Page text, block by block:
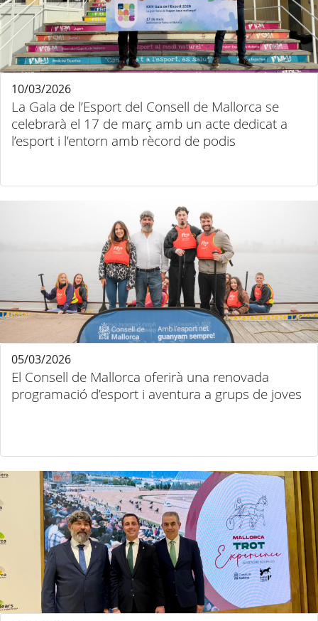
La Gala de l’Esport del Consell de Mallorca se
celebrarà el 17 de març amb un acte dedicat a
l’esport i l’entorn amb rècord de podis
10/03/2026
El Consell de Mallorca oferirà una renovada
programació d’esport i aventura a grups de joves
05/03/2026